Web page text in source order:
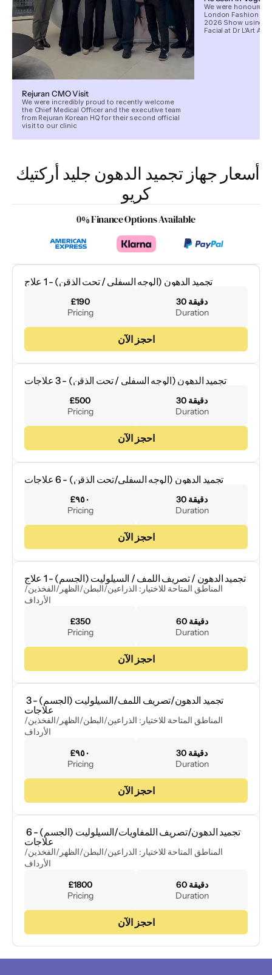
Rejuran CMO Visit
We were incredibly proud to recently welcome
the Chief Medical Officer and the executive team
from Rejuran Korean HQ for their second official
visit to our clinic
We were honoured
London Fashion
2026 Show using
Facial at Dr L’Art
كريو
0% Finance Options Available
تجميد الدهون (الوجه السفلي / تحت الذقن) - 1 علاج
£190
Pricing
30 دقيقة
Duration
احجز الآن
تجميد الدهون (الوجه السفلي / تحت الذقن) - 3 علاجات
£500
Pricing
30 دقيقة
Duration
احجز الآن
تجميد الدهون (الوجه السفلي/تحت الذقن) - 6 علاجات
£٩٥٠
Pricing
30 دقيقة
Duration
احجز الآن
تجميد الدهون / تصريف اللمف / السيلوليت (الجسم) - 1 علاج
المناطق المتاحة للاختيار: الذراعين/البطن/الظهر/الفخذين/
الأرداف
£350
Pricing
60 دقيقة
Duration
احجز الآن
علاجات
المناطق المتاحة للاختيار: الذراعين/البطن/الظهر/الفخذين/
الأرداف
£٩٥٠
Pricing
30 دقيقة
Duration
احجز الآن
علاجات
المناطق المتاحة للاختيار: الذراعين/البطن/الظهر/الفخذين/
الأرداف
£1800
Pricing
60 دقيقة
Duration
احجز الآن